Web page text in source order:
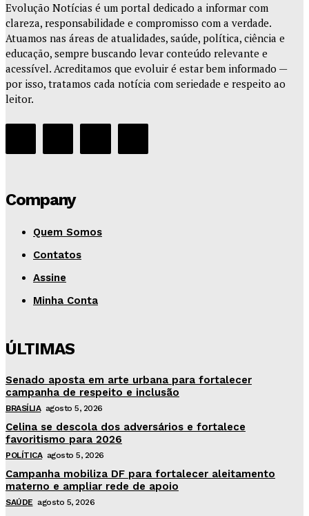
Evolução Notícias é um portal dedicado a informar com
clareza, responsabilidade e compromisso com a verdade.
Atuamos nas áreas de atualidades, saúde, política, ciência e
educação, sempre buscando levar conteúdo relevante e
acessível. Acreditamos que evoluir é estar bem informado —
por isso, tratamos cada notícia com seriedade e respeito ao
leitor.
Company
Quem Somos
Contatos
Assine
Minha Conta
ÚLTIMAS
Senado aposta em arte urbana para fortalecer
campanha de respeito e inclusão
BRASÍLIA agosto 5, 2026
Celina se descola dos adversários e fortalece
favoritismo para 2026
POLÍTICA agosto 5, 2026
Campanha mobiliza DF para fortalecer aleitamento
materno e ampliar rede de apoio
SAÚDE agosto 5, 2026